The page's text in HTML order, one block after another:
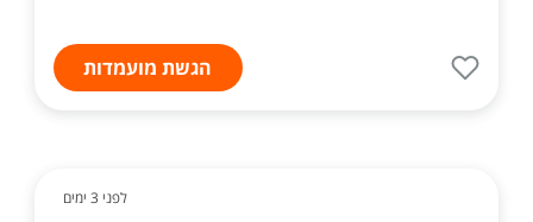
הגשת מועמדות
לפני 3 ימים